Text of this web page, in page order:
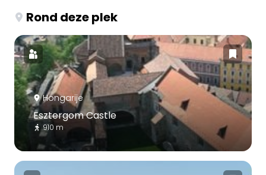
Rond deze plek
Hongarije
Esztergom Castle
910 m